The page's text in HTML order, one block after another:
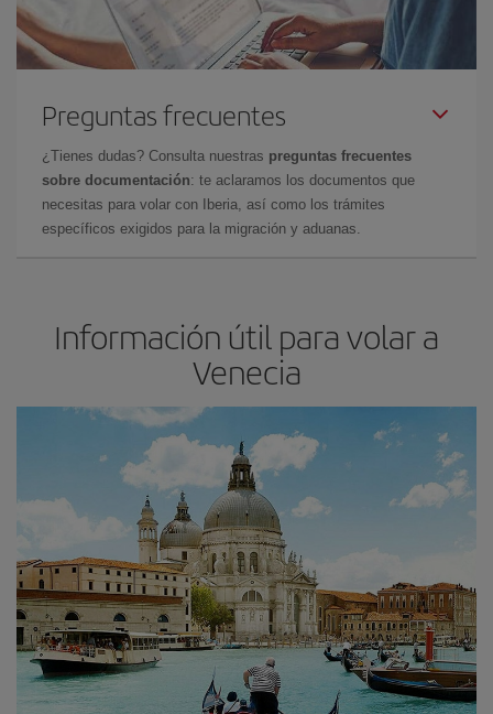
Preguntas frecuentes
¿Tienes dudas? Consulta nuestras preguntas frecuentes
sobre documentación: te aclaramos los documentos que
necesitas para volar con Iberia, así como los trámites
específicos exigidos para la migración y aduanas.
Información útil para volar a
Venecia